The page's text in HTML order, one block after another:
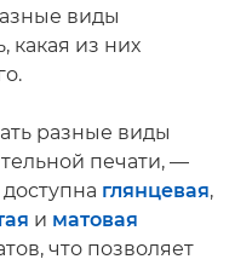
виды
какая из них
разные виды
печати, —
глянцевая,
и матовая
что позволяет